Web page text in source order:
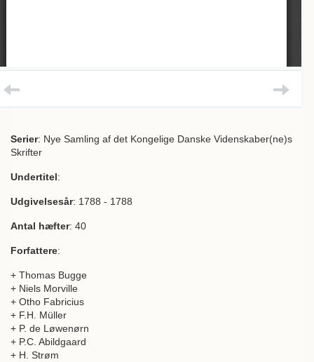
Serier: Nye Samling af det Kongelige Danske Videnskaber(ne)s
Skrifter
Undertitel:
Udgivelsesår: 1788 - 1788
Antal hæfter: 40
Forfattere:
+ Thomas Bugge
+ Niels Morville
+ Otho Fabricius
+ F.H. Müller
+ P. de Løwenørn
+ P.C. Abildgaard
+ H. Strøm